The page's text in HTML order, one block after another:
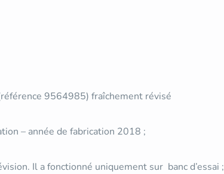
9564985) fraîchement révisé
– année de fabrication 2018 ;
Il a fonctionné uniquement sur banc d’essai ;